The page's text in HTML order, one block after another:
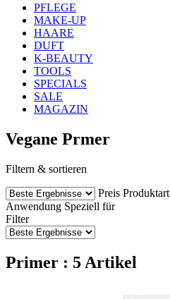
PFLEGE
MAKE-UP
HAARE
DUFT
K-BEAUTY
TOOLS
SPECIALS
SALE
MAGAZIN
Vegane Prmer
Filtern & sortieren
Preis Produktart
Anwendung Speziell für
Filter
Primer : 5 Artikel